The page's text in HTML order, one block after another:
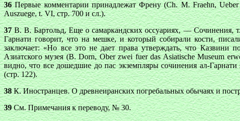
36Первые комментарии принадлежат Френу (Ch. М. Frаеhn,
Auszuege, t. VI, стр. 700 и cл.).
37В. В. Бартольд, Еще о самаркандских оссуариях, — Сочинения,
Гарнати говорит, что на мешке, и который собирали кости,
заключает: «Но все это не дает права утверждать, что Казвини
Азиатского музея (В. Dоrn, Ober zwei fuer das Asiatische Museum
видно, что все дошедшие до пас экземпляры сочинения ал-
(стр. 122).
38К. Иностранцев. О древнеиранских погребальных обычаях и
39См. Примечания к переводу, № 30.